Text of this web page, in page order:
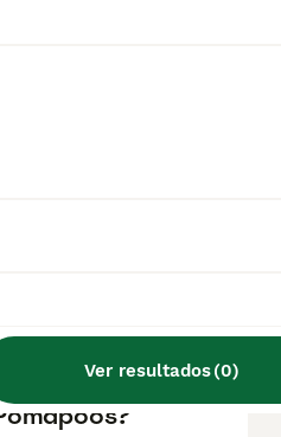
Ver resultados(0)
amigables e
un compañero
un perro
pomapoos?
especiales